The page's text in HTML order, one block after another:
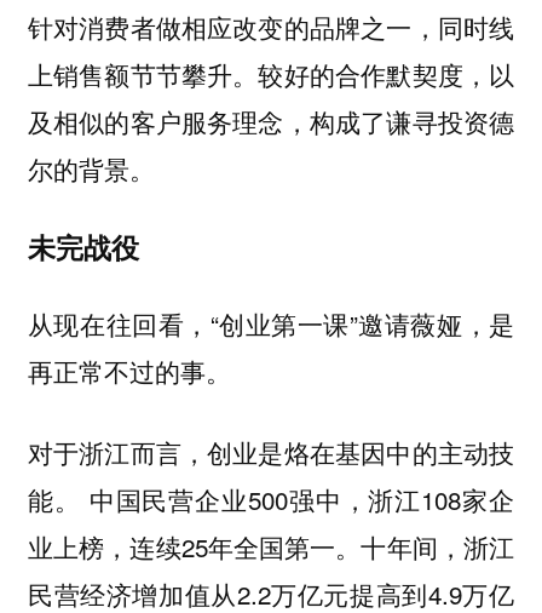
针对消费者做相应改变的品牌之一，同时线
上销售额节节攀升。较好的合作默契度，以
及相似的客户服务理念，构成了谦寻投资德
尔的背景。
未完战役
从现在往回看，“创业第一课”邀请薇娅，是
再正常不过的事。
对于浙江而言，创业是烙在基因中的主动技
能。
中国民营企业500强中，浙江108家企
业上榜，连续25年全国第一。十年间，浙江
民营经济增加值从2.2万亿元提高到4.9万亿